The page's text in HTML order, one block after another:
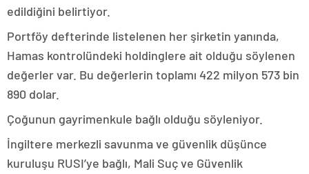
edildiğini belirtiyor.
Portföy defterinde listelenen her şirketin yanında,
Hamas kontrolündeki holdinglere ait olduğu söylenen
değerler var. Bu değerlerin toplamı 422 milyon 573 bin
890 dolar.
Çoğunun gayrimenkule bağlı olduğu söyleniyor.
İngiltere merkezli savunma ve güvenlik düşünce
kuruluşu RUSI’ye bağlı, Mali Suç ve Güvenlik